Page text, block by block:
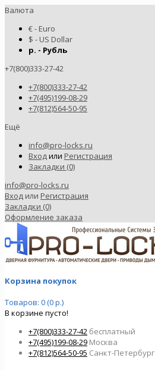
Валюта
€ - Euro
$ - US Dollar
р. - Рубль
+7(800)333-27-42
+7(800)333-27-42
+7(495)199-08-29
+7(812)564-50-95
Ещё
info@pro-locks.ru
Входили Регистрация
Закладки (0)
info@pro-locks.ru
Вход или Регистрация
Закладки (0)
Оформление заказа
Корзина покупок
Товаров: 0 (0 р.)
В корзине пусто!
+7(800)333-27-42 бесплатный
+7(495)199-08-29 Москва
+7(812)564-50-95 Санкт-Петербург